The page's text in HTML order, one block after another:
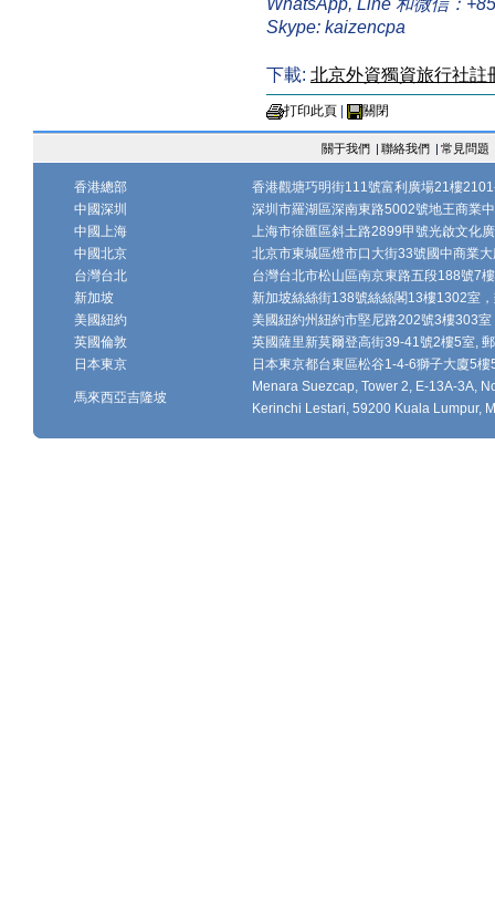
Skype: kaizencpa
下載: 北京外資獨資旅行社註
打印此頁 關閉
關于我們 | 聯絡我們 | 常見問題
香港總部
香港觀塘巧明街111號富利廣場21樓
中國深圳
深圳市羅湖區深南東路5002號地王商業
中國上海
上海市徐匯區斜土路2899甲號光啟文化
中國北京
北京市東城區燈市口大街33號國中商業
台灣台北
台灣台北市松山區南京東路五段188號7
新加坡
新加坡絲絲街138號絲絲閣13樓1302室
美國紐約
美國紐約州紐約市堅尼路202號3樓303
英國倫敦
英國薩里新莫爾登高街39-41號2樓5室,
日本東京
日本東京都台東區松谷1-4-6獅子大廈5
馬來西亞吉隆坡
Menara Suezcap, Tower 2, E-13A-3A,
Kerinchi Lestari, 59200 Kuala Lumpur,